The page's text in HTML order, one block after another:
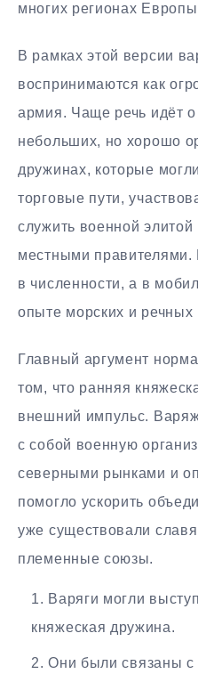
многих регионах
В рамках этой версии
воспринимаются как
армия. Чаще речь идёт о
небольших, но хорошо
дружинах, которые
торговые пути,
служить военной
местными правителями.
в численности, а в
опыте морских и речных
Главный аргумент
том, что ранняя
внешний импульс.
с собой военную
северными рынками и
помогло ускорить
уже существовали
племенные союзы.
Варяги могли
княжеская дружина.
Они были связаны с